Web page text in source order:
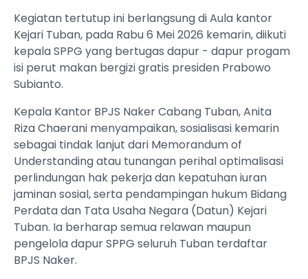
Kegiatan tertutup ini berlangsung di Aula kantor
Kejari Tuban, pada Rabu 6 Mei 2026 kemarin, diikuti
kepala SPPG yang bertugas dapur - dapur progam
isi perut makan bergizi gratis presiden Prabowo
Subianto.
Kepala Kantor BPJS Naker Cabang Tuban, Anita
Riza Chaerani menyampaikan, sosialisasi kemarin
sebagai tindak lanjut dari Memorandum of
Understanding atau tunangan perihal optimalisasi
perlindungan hak pekerja dan kepatuhan iuran
jaminan sosial, serta pendampingan hukum Bidang
Perdata dan Tata Usaha Negara (Datun) Kejari
Tuban. Ia berharap semua relawan maupun
pengelola dapur SPPG seluruh Tuban terdaftar
BPJS Naker.